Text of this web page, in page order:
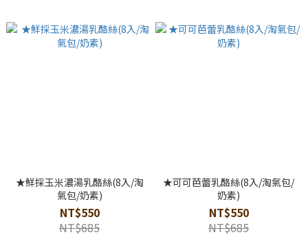
★鮮採玉米濃湯乳酪絲(8入/淘
氣包/奶素)
NT$550
NT$685
★可可芭蕾乳酪絲(8入/淘氣包/
奶素)
NT$550
NT$685